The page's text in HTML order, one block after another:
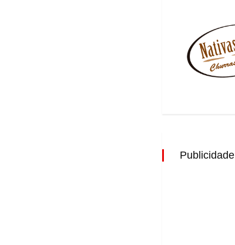
Publicidade